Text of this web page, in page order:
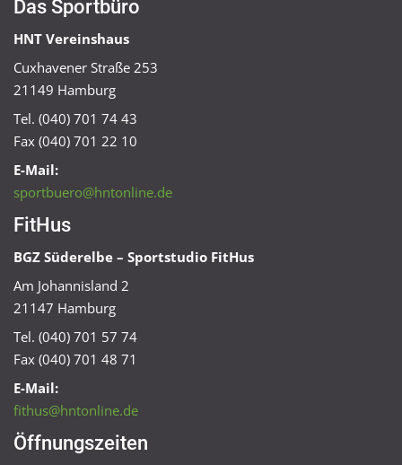
Das Sportbüro
HNT Vereinshaus
Cuxhavener Straße 253
21149 Hamburg
Tel. (040) 701 74 43
Fax (040) 701 22 10
E-Mail:
sportbuero@hntonline.de
FitHus
BGZ Süderelbe – Sportstudio FitHus
Am Johannisland 2
21147 Hamburg
Tel. (040) 701 57 74
Fax (040) 701 48 71
E-Mail:
fithus@hntonline.de
Öffnungszeiten